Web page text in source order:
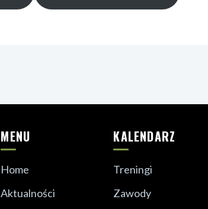
MENU
Home
Aktualności
KALENDARZ
Treningi
Zawody